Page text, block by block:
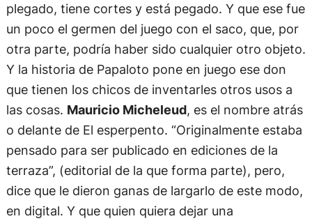
plegado, tiene cortes y está pegado. Y que ese fue
un poco el germen del juego con el saco, que, por
otra parte, podría haber sido cualquier otro objeto.
Y la historia de Papaloto pone en juego ese don
que tienen los chicos de inventarles otros usos a
las cosas. Mauricio Micheleud, es el nombre atrás
o delante de El esperpento. “Originalmente estaba
pensado para ser publicado en ediciones de la
terraza”, (editorial de la que forma parte), pero,
dice que le dieron ganas de largarlo de este modo,
en digital. Y que quien quiera dejar una